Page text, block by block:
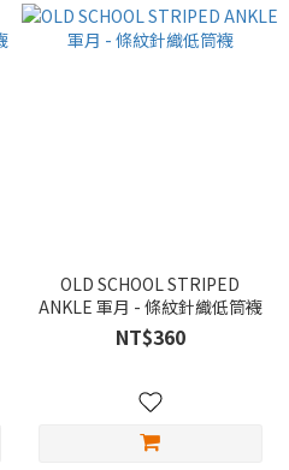
OLD SCHOOL STRIPED
ANKLE 軍月 - 條紋針織低筒襪
NT$360